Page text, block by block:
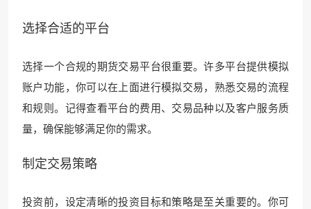
选择合适的平台
选择一个合规的期货交易平台很重要。许多平台提供模拟
账户功能，你可以在上面进行模拟交易，熟悉交易的流程
和规则。记得查看平台的费用、交易品种以及客户服务质
量，确保能够满足你的需求。
制定交易策略
投资前，设定清晰的投资目标和策略是至关重要的。你可